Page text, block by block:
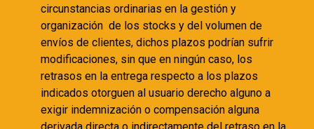
circunstancias ordinarias en la gestión y
organización de los stocks y del volumen de
envíos de clientes, dichos plazos podrían sufrir
modificaciones, sin que en ningún caso, los
retrasos en la entrega respecto a los plazos
indicados otorguen al usuario derecho alguno a
exigir indemnización o compensación alguna